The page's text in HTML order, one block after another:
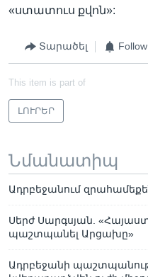
«ստատուս քվոն»:
Տարածել
This item is part of
ԼՈՒՐԵՐ
Նմանատիպ
Ադրբեջանում
Սերժ Սարգսյան.
պաշտպանել Արցախը»
Ադրբեջանի